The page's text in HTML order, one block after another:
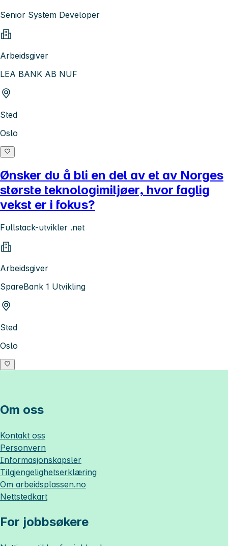
Senior System Developer
Arbeidsgiver
LEA BANK AB NUF
Sted
Oslo
Ønsker du å bli en del av et av Norges
største teknologimiljøer, hvor faglig
vekst er i fokus?
Fullstack-utvikler .net
Arbeidsgiver
SpareBank 1 Utvikling
Sted
Oslo
Om oss
Kontakt oss
Personvern
Informasjonskapsler
Tilgjengelighetserklæring
Om arbeidsplassen.no
Nettstedkart
For jobbsøkere